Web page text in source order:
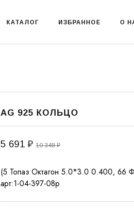
КАТАЛОГ ИЗБРАННОЕ О
AG 925 КОЛЬЦО
5 691 ₽ 10 348 ₽
(5 Топаз Октагон 5.0*3.0 0.400, 66
арт:1-04-397-08р